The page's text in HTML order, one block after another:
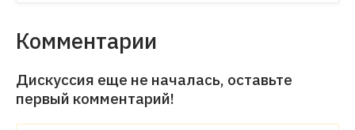
Комментарии
Дискуссия еще не началась, оставьте
первый комментарий!